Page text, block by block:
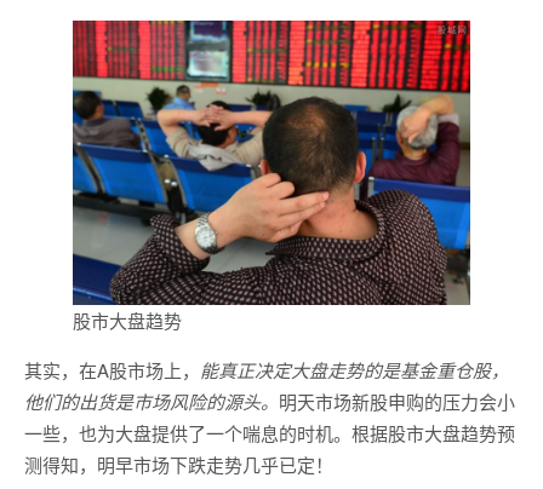
股市大盘趋势
其实，在A股市场上， 能真正决定大盘走势的是基金重仓股，
他们的出货是市场风险的源头。 明天市场新股申购的压力会小
一些，也为大盘提供了一个喘息的时机。根据股市大盘趋势预
测得知，明早市场下跌走势几乎已定！